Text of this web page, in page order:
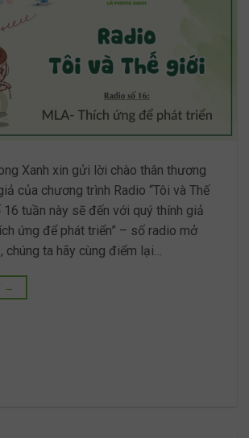
Xanh xin gửi lời chào thân thương
của chương trình Radio “Tôi và Thế
16 tuần này sẽ đến với quý thính giả
ứng để phát triển” – số radio mở
chúng ta hãy cùng điểm lại…
→